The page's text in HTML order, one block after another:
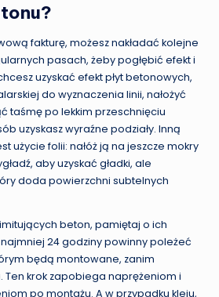
fakturę, możesz nakładać kolejne
pasach, żeby pogłębić efekt i
uzyskać efekt płyt betonowych,
do wyznaczenia linii, nałożyć
taśmę po lekkim przeschnięciu
uzyskasz wyraźne podziały. Inną
użycie folii: nałóż ją na jeszcze mokry
aby uzyskać gładki, ale
doda powierzchni subtelnych
beton, pamiętaj o ich
24 godziny powinny poleżeć
będą montowane, zanim
Ten krok zapobiega naprężeniom i
po montażu. A w przypadku kleju,